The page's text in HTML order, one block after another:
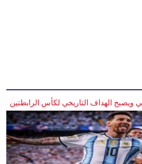
ويصبح الهداف التاريخي لكأس الرابطتين